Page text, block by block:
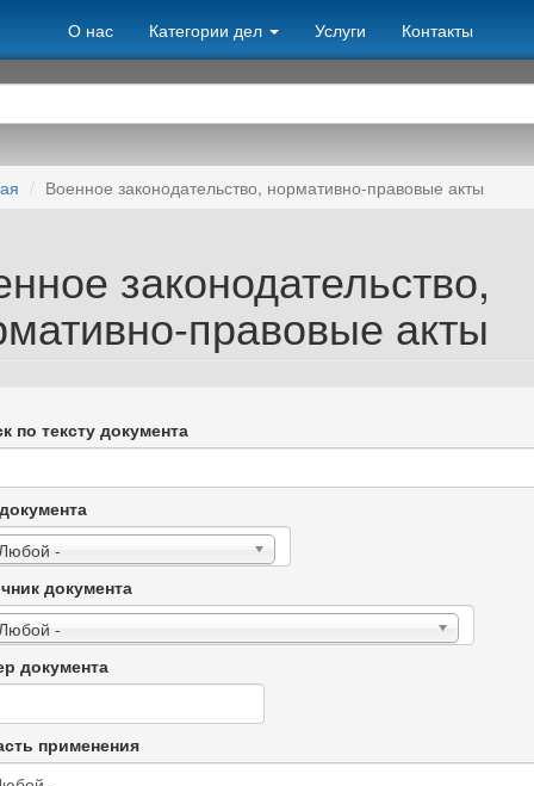
О нас Категории дел Услуги Контакты
Военное законодательство, нормативно-правовые акты
законодательство,
правовые акты
по тексту документа
-
документа
-
документа
применения